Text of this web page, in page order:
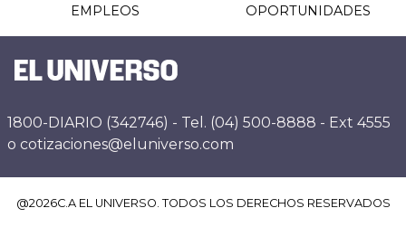
EMPLEOS OPORTUNIDADES
1800-DIARIO (342746) - Tel. (04) 500-8888 - Ext 4555
o cotizaciones@eluniverso.com
@2026C.A EL UNIVERSO. TODOS LOS DERECHOS RESERVADOS